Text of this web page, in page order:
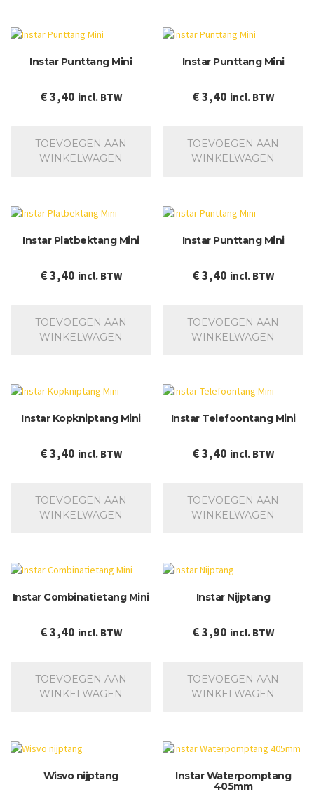
Deze
Instar Punttang Mini
€3,40 incl. BTW
TOEVOEGEN AAN
WINKELWAGEN
Instar Punttang Mini
€3,40 incl. BTW
TOEVOEGEN AAN
WINKELWAGEN
Instar Platbektang Mini
€3,40 incl. BTW
TOEVOEGEN AAN
WINKELWAGEN
Instar Punttang Mini
€3,40 incl. BTW
TOEVOEGEN AAN
WINKELWAGEN
Instar Kopkniptang Mini
€3,40 incl. BTW
TOEVOEGEN AAN
WINKELWAGEN
Instar Telefoontang Mini
€3,40 incl. BTW
TOEVOEGEN AAN
WINKELWAGEN
Instar Combinatietang Mini
€3,40 incl. BTW
TOEVOEGEN AAN
WINKELWAGEN
Instar Nijptang
€3,90 incl. BTW
TOEVOEGEN AAN
WINKELWAGEN
Wisvo nijptang
Instar Waterpomptang
405mm